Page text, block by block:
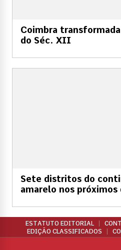
Coimbra
do Séc. XII
Sete distritos do
amarelo nos
ESTATUTO EDITORIAL
EDIÇÃO CLASSIFICADOS